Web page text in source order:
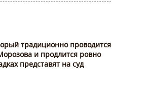
традиционно проводится
и продлится ровно
представят на суд